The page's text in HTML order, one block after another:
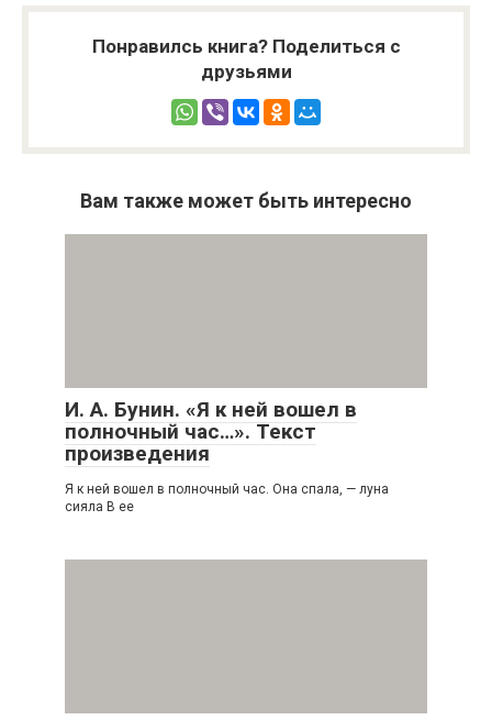
Понравилсь книга? Поделиться с
друзьями
Вам также может быть интересно
И. А. Бунин. «Я к ней вошел в
полночный час…». Текст
произведения
Я к ней вошел в полночный час. Она спала, — луна
сияла В ее